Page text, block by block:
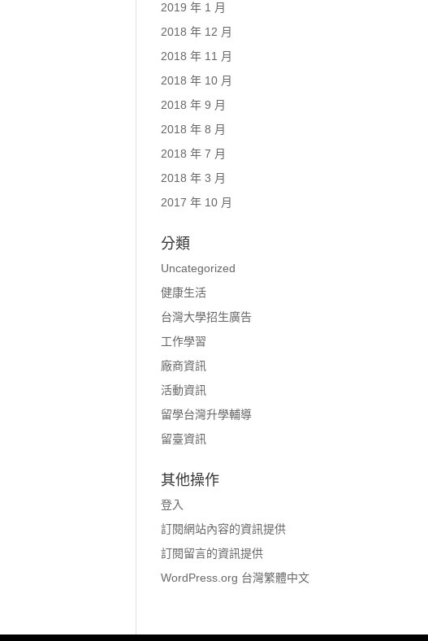
2019 年 1 月
2018 年 12 月
2018 年 11 月
2018 年 10 月
2018 年 9 月
2018 年 8 月
2018 年 7 月
2018 年 3 月
2017 年 10 月
分類
Uncategorized
健康生活
台灣大學招生廣告
工作學習
廠商資訊
活動資訊
留學台灣升學輔導
留臺資訊
其他操作
登入
訂閱網站內容的資訊提供
訂閱留言的資訊提供
WordPress.org 台灣繁體中文